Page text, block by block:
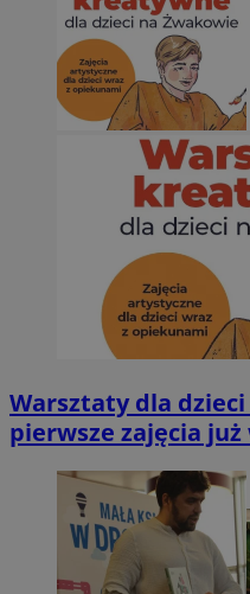
Warsztaty dla
pierwsze zajęcia